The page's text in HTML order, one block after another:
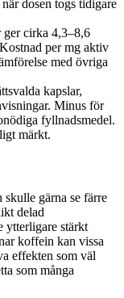
dosen togs tidigare
ger cirka 4,3–8,6
per mg aktiv
med övriga
kapslar,
Minus för
fyllnadsmedel.
märkt.
skulle gärna se färre
delad
ytterligare stärkt
koffein kan vissa
effekten som väl
som många